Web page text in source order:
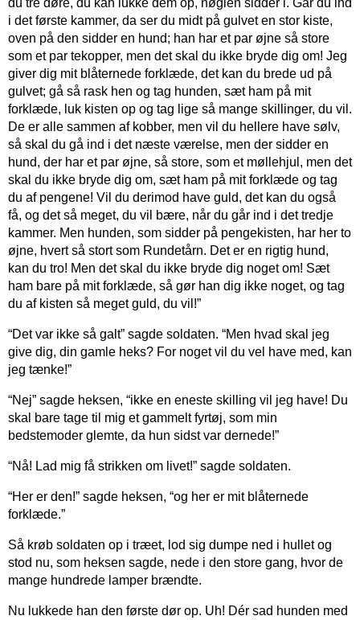
i det første kammer, da ser du midt på gulvet en stor kiste,
oven på den sidder en hund; han har et par øjne så store
som et par tekopper, men det skal du ikke bryde dig om! Jeg
giver dig mit blåternede forklæde, det kan du brede ud på
gulvet; gå så rask hen og tag hunden, sæt ham på mit
forklæde, luk kisten op og tag lige så mange skillinger, du vil.
De er alle sammen af kobber, men vil du hellere have sølv,
så skal du gå ind i det næste værelse, men der sidder en
hund, der har et par øjne, så store, som et møllehjul, men det
skal du ikke bryde dig om, sæt ham på mit forklæde og tag
du af pengene! Vil du derimod have guld, det kan du også
få, og det så meget, du vil bære, når du går ind i det tredje
kammer. Men hunden, som sidder på pengekisten, har her to
øjne, hvert så stort som Rundetårn. Det er en rigtig hund,
kan du tro! Men det skal du ikke bryde dig noget om! Sæt
ham bare på mit forklæde, så gør han dig ikke noget, og tag
du af kisten så meget guld, du vil!”
“Det var ikke så galt” sagde soldaten. “Men hvad skal jeg
give dig, din gamle heks? For noget vil du vel have med, kan
jeg tænke!”
“Nej” sagde heksen, “ikke en eneste skilling vil jeg have! Du
skal bare tage til mig et gammelt fyrtøj, som min
bedstemoder glemte, da hun sidst var dernede!”
“Nå! Lad mig få strikken om livet!” sagde soldaten.
“Her er den!” sagde heksen, “og her er mit blåternede
forklæde.”
Så krøb soldaten op i træet, lod sig dumpe ned i hullet og
stod nu, som heksen sagde, nede i den store gang, hvor de
mange hundrede lamper brændte.
Nu lukkede han den første dør op. Uh! Dér sad hunden med